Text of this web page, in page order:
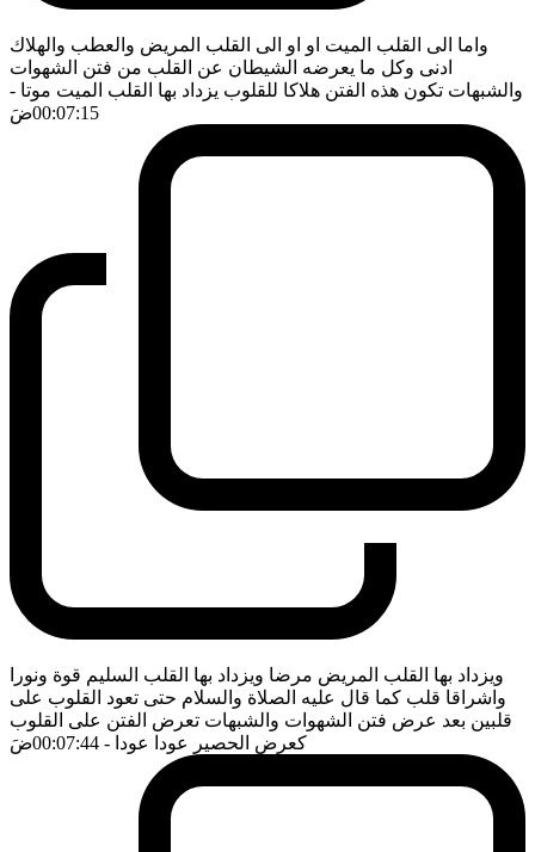
واما الى القلب الميت او او الى القلب المريض والعطب والهلاك
ادنى وكل ما يعرضه الشيطان عن القلب من فتن الشهوات
والشبهات تكون هذه الفتن هلاكا للقلوب يزداد بها القلب الميت موتا -
00:07:15ضَ
ويزداد بها القلب المريض مرضا ويزداد بها القلب السليم قوة ونورا
واشراقا قلب كما قال عليه الصلاة والسلام حتى تعود القلوب على
قلبين بعد عرض فتن الشهوات والشبهات تعرض الفتن على القلوب
كعرض الحصير عودا عودا - 00:07:44 ضَ